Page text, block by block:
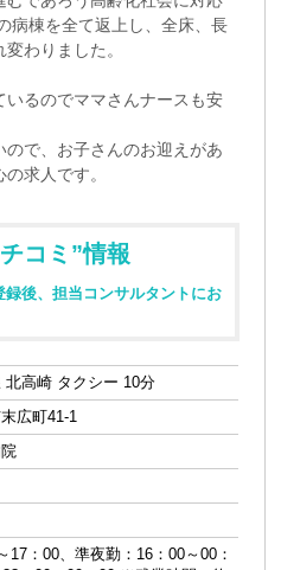
病棟を全て返上し、全床、長
わりました。
いるのでママさんナースも安
で、お子さんのお迎えがあ
求人です。
コミ”情報
後、担当コンサルタントにお
北高崎 タクシー 10分
広町41-1
17：00、準夜勤：16：00～00：